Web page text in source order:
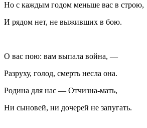
Но с каждым годом меньше вас в строю,
И рядом нет, не выживших в бою.
О вас пою: вам выпала война, —
Разруху, голод, смерть несла она.
Родина для нас — Отчизна-мать,
Ни сыновей, ни дочерей не запугать.